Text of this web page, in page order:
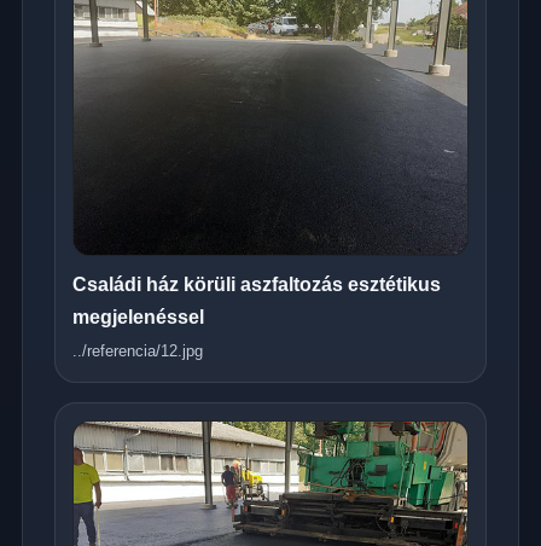
Családi ház körüli aszfaltozás esztétikus
megjelenéssel
../referencia/12.jpg